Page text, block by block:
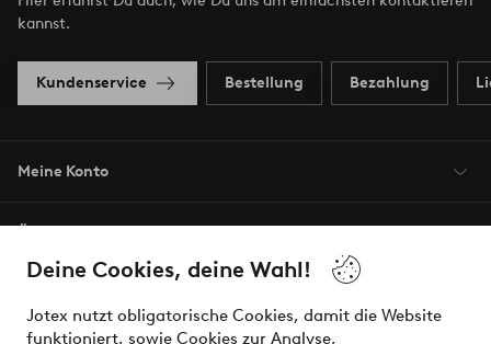
Deine Cookies, deine Wahl!
Jotex nutzt obligatorische Cookies, damit die Website
funktioniert, sowie Cookies zur Analyse,
kannst.
Kundenservice Bestellung Bezahlung
Meine Konto